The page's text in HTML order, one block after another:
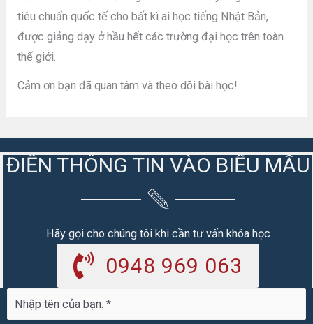
tiêu chuẩn quốc tế cho bất kì ai học tiếng Nhật Bản,
được giảng dạy ở hầu hết các trường đại học trên toàn
thế giới.
Cảm ơn bạn đã quan tâm và theo dõi bài học!
ĐIỀN THÔNG TIN VÀO BIỂU MẪU
Hãy gọi cho chúng tôi khi cần tư vấn khóa học
0948 969 063